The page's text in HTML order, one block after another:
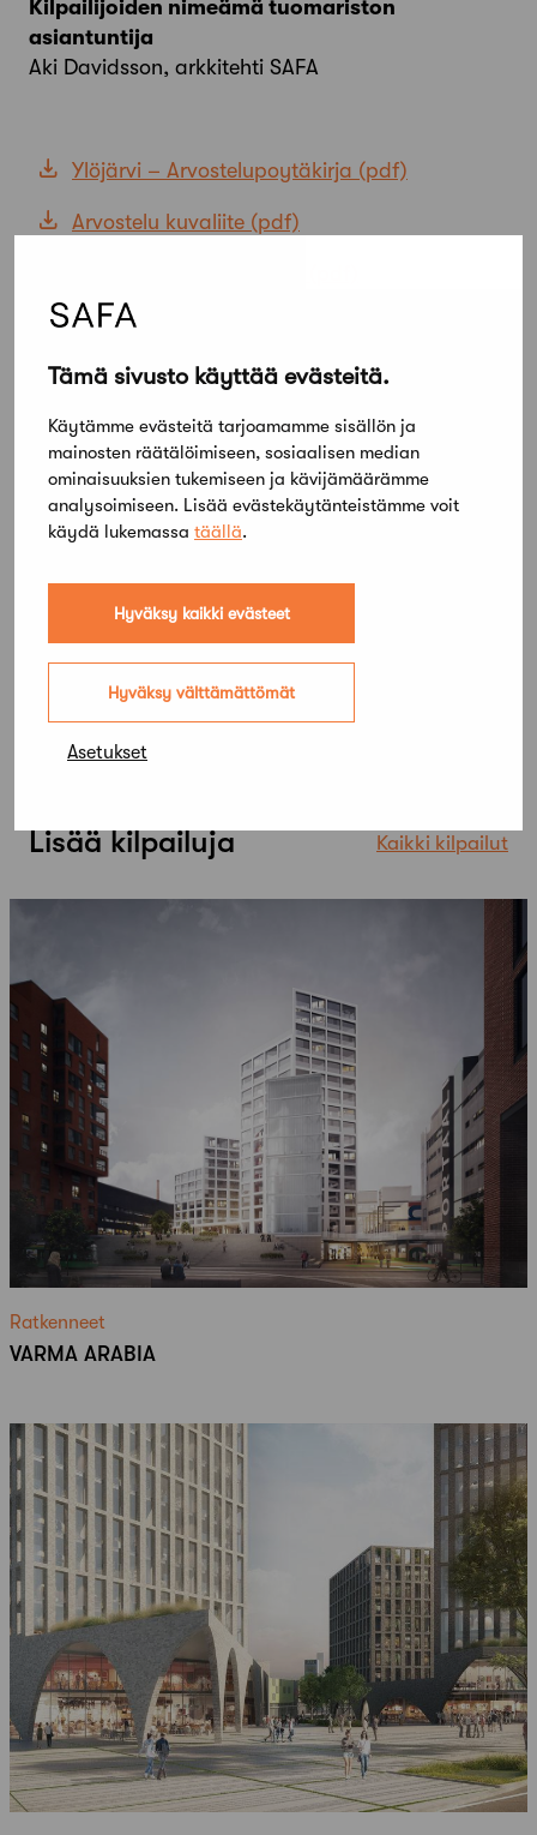
Tämä sivusto käyttää evästeitä.
Käytämme evästeitä tarjoamamme sisällön ja
mainosten räätälöimiseen, sosiaalisen median
ominaisuuksien tukemiseen ja kävijämäärämme
analysoimiseen. Lisää evästekäytänteistämme voit
käydä lukemassa täällä.
Hyväksy kaikki evästeet
Hyväksy välttämättömät
Asetukset
Kilpailijoiden nimeämä tuomariston
asiantuntija
Aki Davidsson, arkkitehti SAFA
Ylöjärvi – Arvostelupoytäkirja
Arvostelu kuvaliite
Lisää kilpailuja Kaikki kilpailut
Ratkenneet
VARMA ARABIA